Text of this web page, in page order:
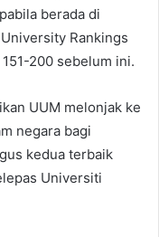
berada di
Rankings
200 sebelum ini.
UUM melonjak ke
negara bagi
kedua terbaik
Universiti